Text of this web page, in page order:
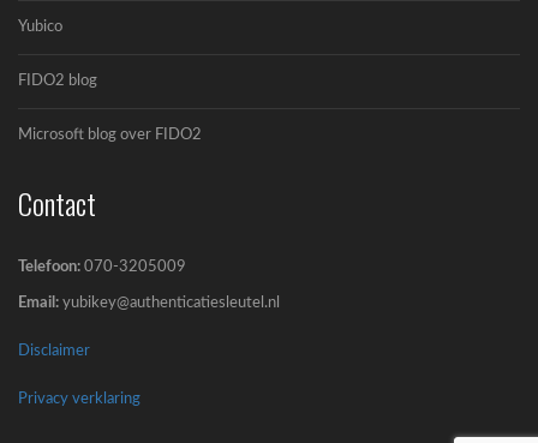
Yubico
FIDO2 blog
Microsoft blog over FIDO2
Contact
Telefoon: 070-3205009
Email: yubikey@authenticatiesleutel.nl
Disclaimer
Privacy verklaring